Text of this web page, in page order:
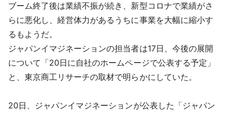
ブーム終了後は業績不振が続き、新型コロナで業績がさ
らに悪化し、経営体力があるうちに事業を大幅に縮小す
るもようだ。
ジャパンイマジネーションの担当者は17日、今後の展開
について「20日に自社のホームページで公表する予定」
と、東京商工リサーチの取材で明らかにしていた。
20日、ジャパンイマジネーションが公表した「ジャパン